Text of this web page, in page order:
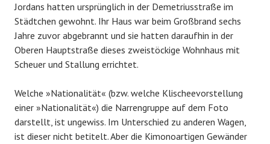
Jordans hatten ursprünglich in der Demetriusstraße im
Städtchen gewohnt. Ihr Haus war beim Großbrand sechs
Jahre zuvor abgebrannt und sie hatten daraufhin in der
Oberen Hauptstraße dieses zweistöckige Wohnhaus mit
Scheuer und Stallung errichtet.
Welche »Nationalität« (bzw. welche Klischeevorstellung
einer »Nationalität«) die Narrengruppe auf dem Foto
darstellt, ist ungewiss. Im Unterschied zu anderen Wagen,
ist dieser nicht betitelt. Aber die Kimonoartigen Gewänder